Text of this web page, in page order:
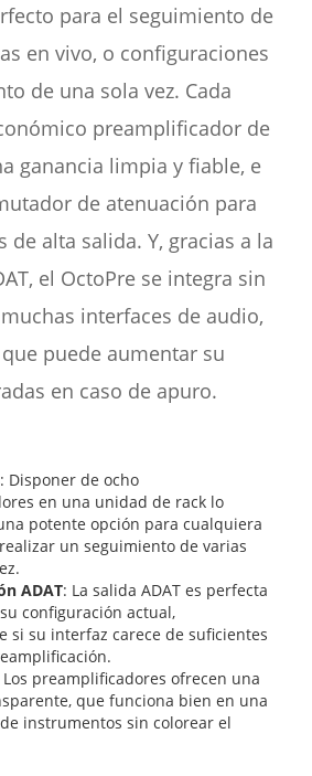
para el seguimiento de
en vivo, o configuraciones
de una sola vez. Cada
preamplificador de
ganancia limpia y fiable, e
de atenuación para
de alta salida. Y, gracias a la
el OctoPre se integra sin
interfaces de audio,
puede aumentar su
en caso de apuro.
: Disponer de ocho
en una unidad de rack lo
potente opción para cualquiera
un seguimiento de varias
ADAT: La salida ADAT es perfecta
configuración actual,
si su interfaz carece de suficientes
Los preamplificadores ofrecen una
que funciona bien en una
instrumentos sin colorear el